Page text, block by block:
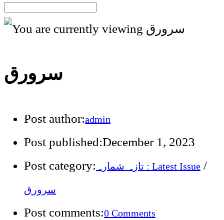
سرورق
Post author:admin
Post published:December 1, 2023
Post category:
تازہ شمارہ : Latest Issue /
سرورق
Post comments:0 Comments